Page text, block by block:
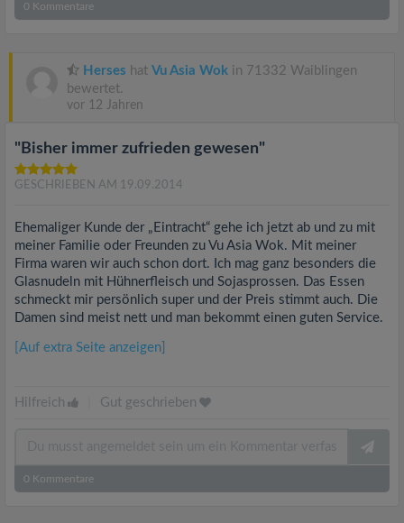
0 Kommentare
Herses hat Vu Asia Wok in 71332 Waiblingen
bewertet.
vor 12 Jahren
"Bisher immer zufrieden gewesen"
GESCHRIEBEN AM 19.09.2014
Ehemaliger Kunde der „Eintracht“ gehe ich jetzt ab und zu mit
meiner Familie oder Freunden zu Vu Asia Wok. Mit meiner
Firma waren wir auch schon dort. Ich mag ganz besonders die
Glasnudeln mit Hühnerfleisch und Sojasprossen. Das Essen
schmeckt mir persönlich super und der Preis stimmt auch. Die
Damen sind meist nett und man bekommt einen guten Service.
[Auf extra Seite anzeigen]
Hilfreich Gut geschrieben
0 Kommentare